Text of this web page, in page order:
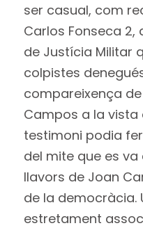
ser casual, com
Carlos Fonseca 2,
de Justícia Militar
colpistes
compareixença
Campos a la vista
testimoni podia
del mite que es
llavors de Joan
de la democràcia.
estretament